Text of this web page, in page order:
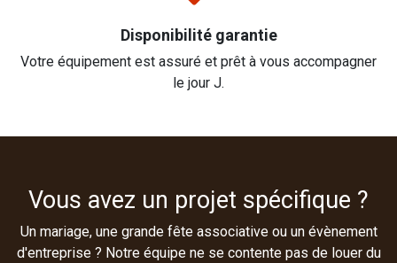
Disponibilité garantie
Votre équipement est assuré et prêt à vous accompagner
le jour J.
Vous avez un projet spécifique ?
Un mariage, une grande fête associative ou un évènement
d'entreprise ? Notre équipe ne se contente pas de louer du